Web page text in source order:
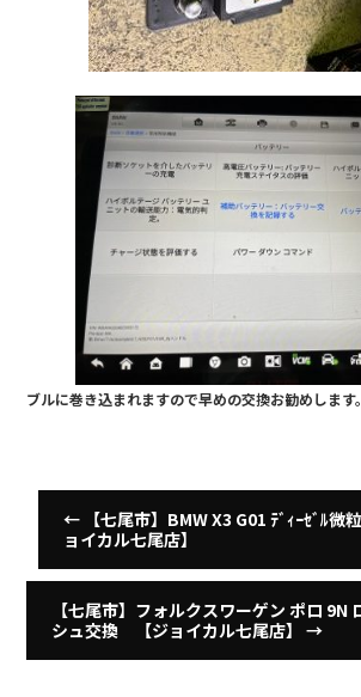
ブルに巻き込まれますので早めの交換お勧めします。
← 【七尾市】BMW X3 G01 ﾃﾞｨｰｾﾞﾙ微
ョイカル七尾店】
【七尾市】フォルクスワーゲン ポロ 9N
シュ交換 【ジョイカル七尾店】→